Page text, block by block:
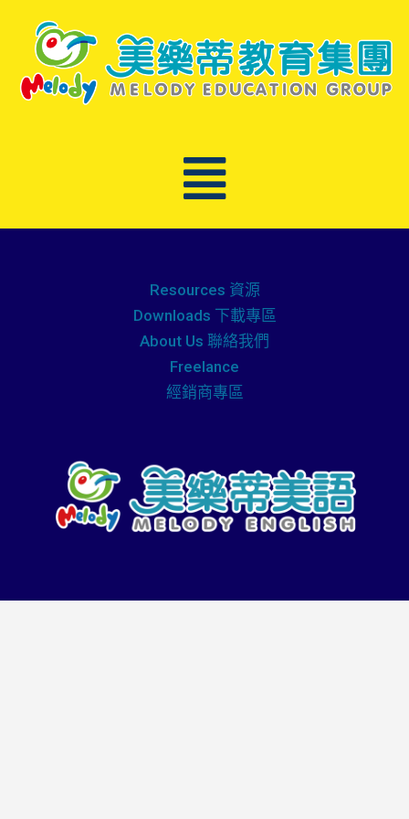
Resources 資源
Downloads 下載專區
About Us 聯絡我們
Freelance
經銷商專區